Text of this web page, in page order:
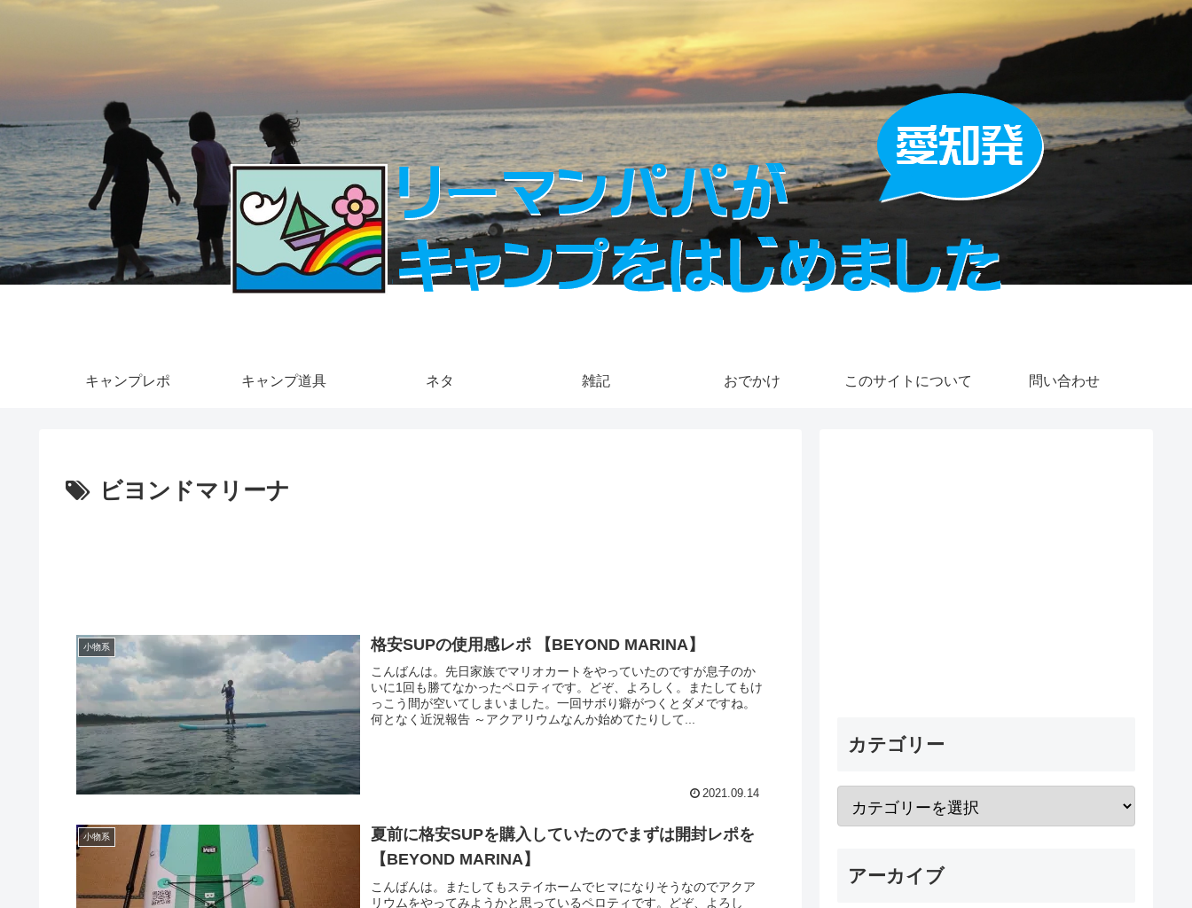
キャンプレポ キャンプ道具 ネタ 雑記 おでかけ このサイトについて 問い合わせ
ビヨンドマリーナ
小物系 格安SUPの使用感レポ 【BEYOND MARINA】
こんばんは。先日家族でマリオカートをやっていたのですが息子のか
いに1回も勝てなかったペロティです。どぞ、よろしく。またしてもけ
っこう間が空いてしまいました。一回サボり癖がつくとダメですね。
何となく近況報告 ～アクアリウムなんか始めてたりして...
2021.09.14
小物系
夏前に格安SUPを購入していたのでまずは開封レポを
【BEYOND MARINA】
こんばんは。またしてもステイホームでヒマになりそうなのでアクア
リウムをやってみようかと思っているペロティです。どぞ、よろし
カテゴリー
アーカイブ